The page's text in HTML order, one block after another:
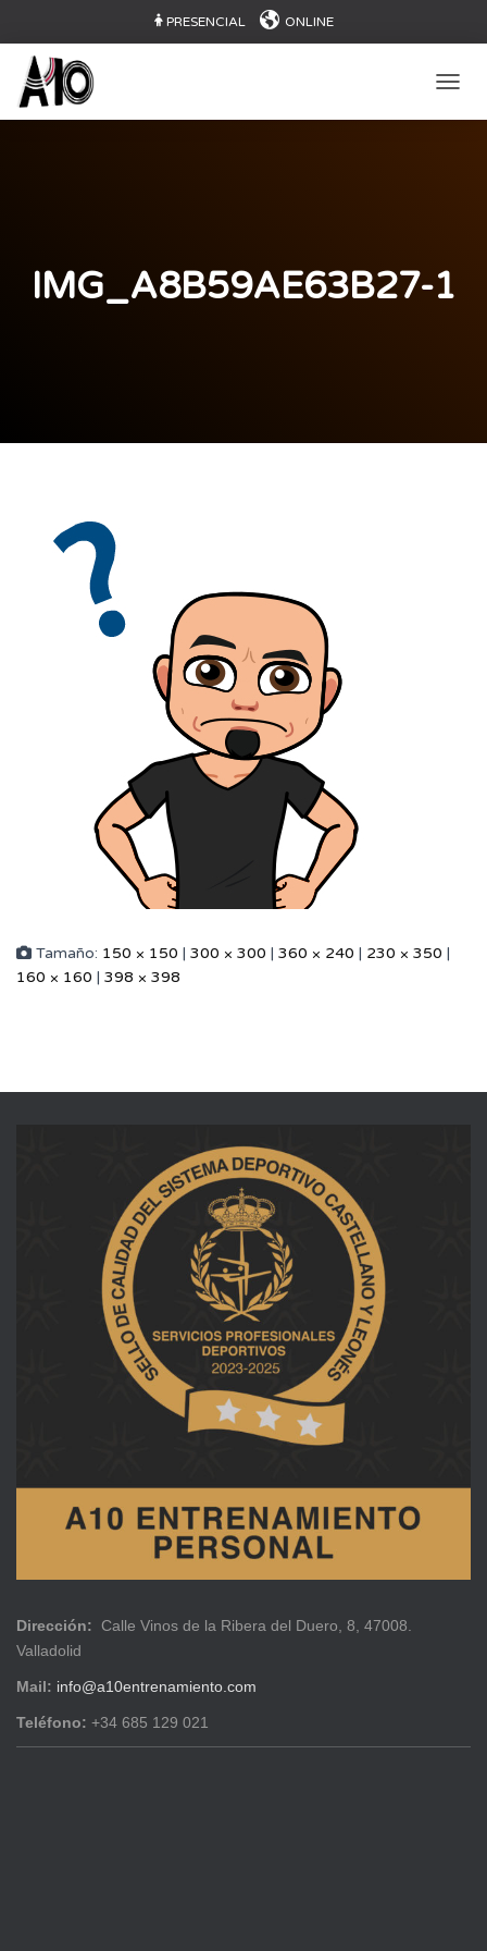
PRESENCIAL ONLINE
IMG_A8B59AE63B27-1
Tamaño: 150 × 150 | 300 × 300 | 360 × 240 | 230 × 350 |
160 × 160 | 398 × 398
Dirección: Calle Vinos de la Ribera del Duero, 8, 47008.
Valladolid
Mail: info@a10entrenamiento.com
Teléfono: +34 685 129 021